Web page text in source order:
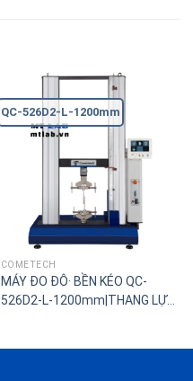
QC-526D2-L-1200mm
COMETECH
MÁY ĐO ĐÔ· BỀN KÉO QC-
526D2-L-1200mm|THANG LỰC